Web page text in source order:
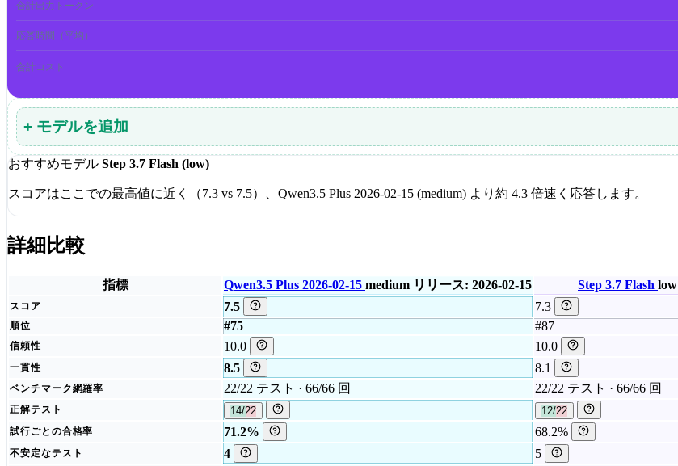
合計出力トークン
応答時間（平均）
合計コスト
+ モデルを追加
おすすめモデル Step 3.7 Flash (low)
スコアはここでの最高値に近く（7.3 vs 7.5）、Qwen3.5 Plus 2026-02-15 (medium) より約 4.3 倍速く応答します。
詳細比較
指標 Qwen3.5 Plus 2026-02-15 medium リリース: 2026-02-15 Step 3.7 Flash low
スコア 7.5 7.3
順位 #75 #87
信頼性 10.0 10.0
一貫性 8.5 8.1
ベンチマーク網羅率 22/22 テスト · 66/66 回 22/22 テスト · 66/66 回
正解テスト 14/22 12/22
試行ごとの合格率 71.2% 68.2%
不安定なテスト 4 5